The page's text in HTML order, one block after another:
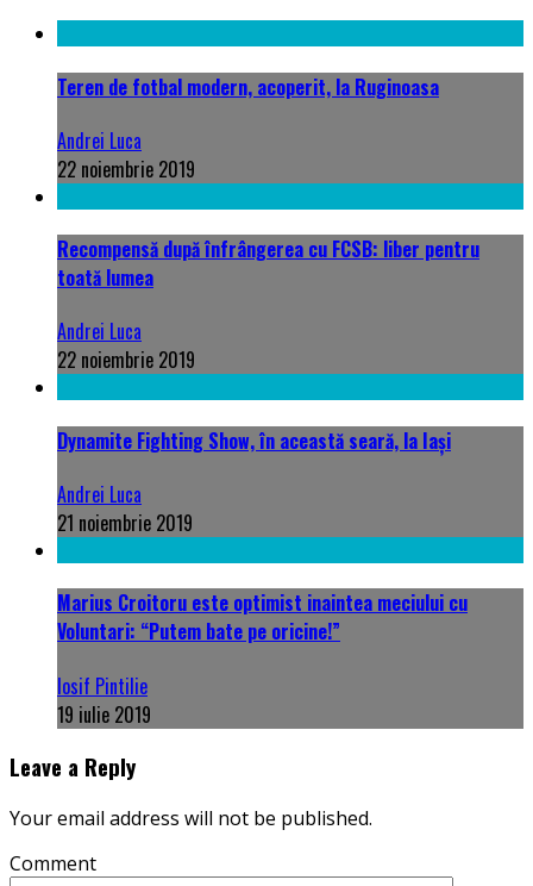
Teren de fotbal modern, acoperit, la Ruginoasa
Andrei Luca
22 noiembrie 2019
Recompensă după înfrângerea cu FCSB: liber pentru
toată lumea
Andrei Luca
22 noiembrie 2019
Dynamite Fighting Show, în această seară, la Iași
Andrei Luca
21 noiembrie 2019
Marius Croitoru este optimist inaintea meciului cu
Voluntari: “Putem bate pe oricine!”
Iosif Pintilie
19 iulie 2019
Leave a Reply
Your email address will not be published.
Comment